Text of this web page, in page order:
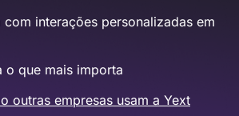
interações personalizadas em
o que mais importa
outras empresas usam a Yext